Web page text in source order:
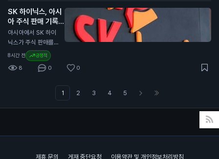
는 만큼, 향후 USDC
의 안정성과 유통량
증가가 기대됩니다.
이는 투자자들의 자산
가치에도 긍정적인 영
향을 미칠 수 있습니
다.
높이기 위한 노력으로
해석됩니다. 이번 발
표는 일반 투자자에게
중요합니다. 유럽의
규제가 강화되면 스테
이블코인과 같은 가상
자산의 사용에 영향을
라서 투자자들은 이러
라우저는 AI 에이전트
가 웹을 더 효율적으
로 탐색하도록 돕습니
다. 기존의 크롬 브라
파워를 사용하여 비용
을 절감할 수 있습니
프를 사용해 웹사이트
작성하며, 다른 브라
브라우저의 출시는 AI
중요한 의미를 가집니
사용할 수 있습니다.
사용자는 보다 정밀한
이미지 편집과 템플릿
기능을 이용할 수 있
습니다. Imagine Im
age 2.0은 디자인,
사진, 일러스트레이션
델은 텍스트를 이미지
로 변환하는 기능에서
계획 중이지만, 아직
일반 사용자에게 이
SK 하이닉스, 아시
아 주식 판매 기록
경신 주도
N
아시아에서 SK 하이
닉스가 주식 판매를
이끌며 7월에 830억
달러(약 11조 1,000억
원) 이상의 자금을 모
니다. SK 하이닉스는
8시간 전 긍정적
8 0 0
1 2 3 4 5
제휴 문의 게재 중단요청 이용약관 및 개인정보처리방침